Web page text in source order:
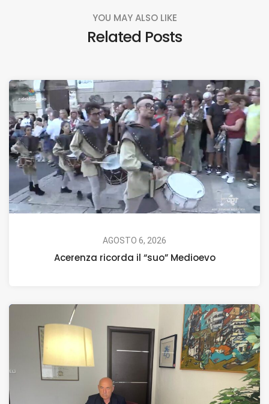
YOU MAY ALSO LIKE
Related Posts
AGOSTO 6, 2026
Acerenza ricorda il “suo” Medioevo